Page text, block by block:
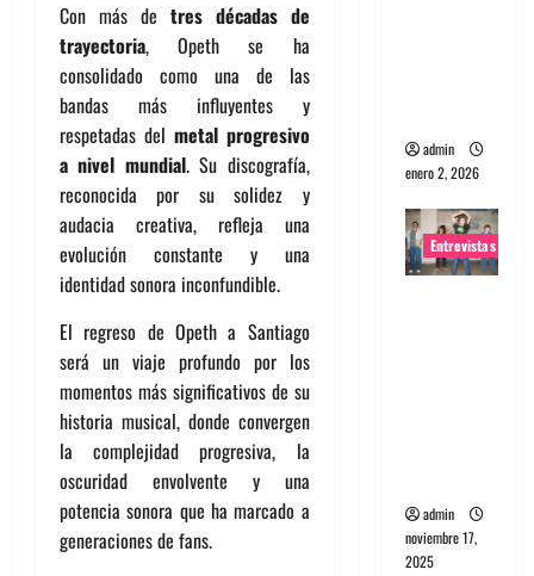
Con más de tres décadas de
trayectoria, Opeth se ha
consolidado como una de las
bandas más influyentes y
respetadas del metal progresivo
a nivel mundial. Su discografía,
reconocida por su solidez y
audacia creativa, refleja una
evolución constante y una
identidad sonora inconfundible.
El regreso de Opeth a Santiago
será un viaje profundo por los
momentos más significativos de su
historia musical, donde convergen
la complejidad progresiva, la
oscuridad envolvente y una
potencia sonora que ha marcado a
generaciones de fans.
admin
enero 2, 2026
Entrevistas
admin
noviembre 17,
2025